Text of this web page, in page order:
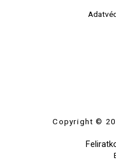
Copyright ©